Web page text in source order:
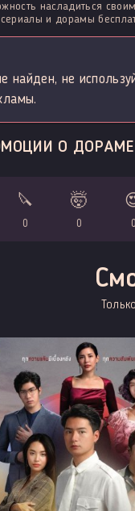
насладиться
и дорамы
найден, не
О
🔪
0
🤯
0 0